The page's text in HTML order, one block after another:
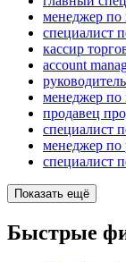
менеджер по
специалист
кассир
account
руководитель
менеджер по
продавец
специалист
менеджер по
специалист
Показать ещё
Быстрые